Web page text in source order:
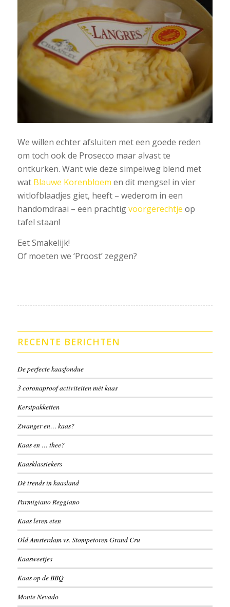
We willen echter afsluiten met een goede reden
om toch ook de Prosecco maar alvast te
ontkurken. Want wie deze simpelweg blend met
wat Blauwe Korenbloem en dit mengsel in vier
witlofblaadjes giet, heeft – wederom in een
handomdraai – een prachtigvoorgerechtje op
tafel staan!
Eet Smakelijk!
Of moeten we ‘Proost’ zeggen?
RECENTE BERICHTEN
De perfecte kaasfondue
3 coronaproof activiteiten mét kaas
Kerstpakketten
Zwanger en… kaas?
Kaas en … thee?
Kaasklassiekers
Dé trends in kaasland
Parmigiano Reggiano
Kaas leren eten
Old Amsterdam vs. Stompetoren Grand Cru
Kaasweetjes
Kaas op de BBQ
Monte Nevado